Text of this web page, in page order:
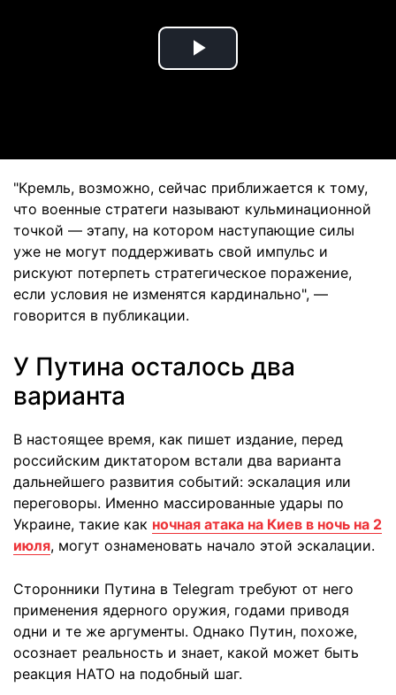
Play
"Кремль, возможно, сейчас приближается к тому,
что военные стратеги называют кульминационной
точкой — этапу, на котором наступающие силы
уже не могут поддерживать свой импульс и
рискуют потерпеть стратегическое поражение,
если условия не изменятся кардинально", —
говорится в публикации.
У Путина осталось два
варианта
В настоящее время, как пишет издание, перед
российским диктатором встали два варианта
дальнейшего развития событий: эскалация или
переговоры. Именно массированные удары по
Украине, такие как ночная атака на Киев в ночь на 2
июля, могут ознаменовать начало этой эскалации.
Сторонники Путина в Telegram требуют от него
применения ядерного оружия, годами приводя
одни и те же аргументы. Однако Путин, похоже,
осознает реальность и знает, какой может быть
реакция НАТО на подобный шаг.